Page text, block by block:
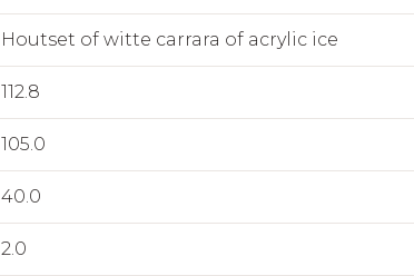
Houtset of witte carrara of acrylic ice
112.8
105.0
40.0
2.0